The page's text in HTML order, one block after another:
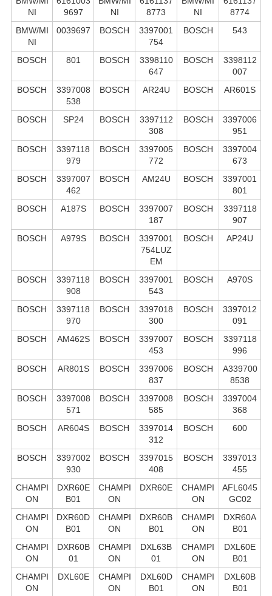
NI
9697
NI
8773
NI
8774
BMW/MI
NI
0039697 BOSCH
3397001
754
BOSCH 543
BOSCH 801 BOSCH
3398110
647
BOSCH
3398112
007
BOSCH
3397008
538
BOSCH AR24U BOSCH AR601S
BOSCH SP24 BOSCH
3397112
308
BOSCH
3397006
951
BOSCH
3397118
979
BOSCH
3397005
772
BOSCH
3397004
673
BOSCH
3397007
462
BOSCH AM24U BOSCH
3397001
801
BOSCH
A187S BOSCH
3397007
187
BOSCH
3397118
907
BOSCH
A979S BOSCH
3397001
754LUZ
EM
BOSCH AP24U
BOSCH
3397118
908
BOSCH
3397001
543
BOSCH A970S
BOSCH
3397118
970
BOSCH
3397018
300
BOSCH
3397012
091
BOSCH
AM462S BOSCH
3397007
453
BOSCH
3397118
996
BOSCH
AR801S BOSCH
3397006
837
BOSCH
A339700
8538
BOSCH
3397008
571
BOSCH
3397008
585
BOSCH
3397004
368
BOSCH
AR604S BOSCH
3397014
312
BOSCH 600
BOSCH
3397002
930
BOSCH
3397015
408
BOSCH
3397013
455
CHAMPI
ON
DXR60E
B01
CHAMPI
ON
DXR60E
CHAMPI
ON
AFL6045
GC02
CHAMPI
ON
DXR60D
B01
CHAMPI
ON
DXR60B
B01
CHAMPI
ON
DXR60A
B01
CHAMPI
ON
DXR60B
01
CHAMPI
ON
DXL63B
01
CHAMPI
ON
DXL60E
B01
CHAMPI
ON
DXL60E
CHAMPI
ON
DXL60D
B01
CHAMPI
ON
DXL60B
B01